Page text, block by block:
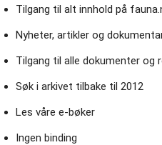
Tilgang til alt innhold på
Nyheter, artikler og
Tilgang til alle dokumenter og
Søk i arkivet tilbake til 2012
Les våre e‑bøker
Ingen binding